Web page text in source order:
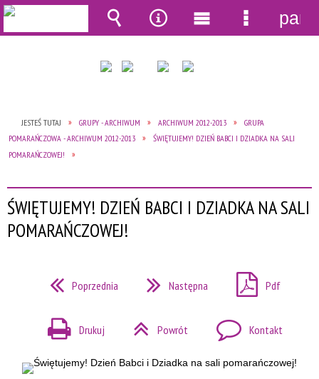
JESTEŚ TUTAJ GRUPY - ARCHIWUM ARCHIWUM 2012-2013
GRUPA
POMARAŃCZOWA - ARCHIWUM 2012-2013
ŚWIĘTUJEMY! DZIEŃ BABCI I DZIADKA NA SALI
POMARAŃCZOWEJ!
ŚWIĘTUJEMY! DZIEŃ BABCI I DZIADKA NA SALI
POMARAŃCZOWEJ!
Poprzednia Następna Pdf
Drukuj Powrót Kontakt
Wyszukiwarka
Narzędzia
Menu
główne
Menu